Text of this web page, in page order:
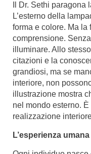
Il Dr. Sethi
L’esterno della
forma e colore. Ma la
comprensione.
illuminare. Allo
citazioni e la
grandiosi, ma se
interiore, non
illustrazione mostra
nel mondo esterno.
realizzazione
L’esperienza